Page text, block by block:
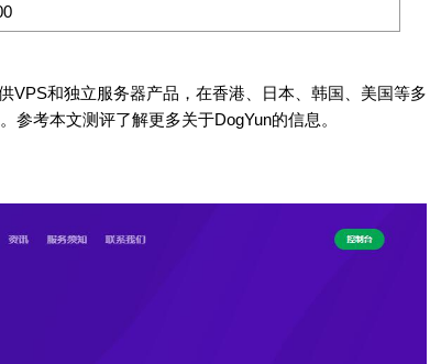
VPS和独立服务器产品，在香港、日本、韩国、美国等多
考本文测评了解更多关于DogYun的信息。